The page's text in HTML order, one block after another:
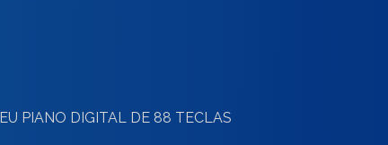
PIANO DIGITAL DE 88 TECLAS